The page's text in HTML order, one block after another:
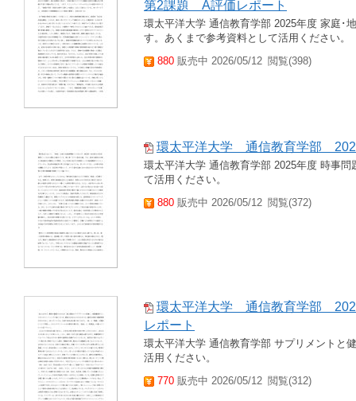
第2課題 A評価レポート
環太平洋大学 通信教育学部 2025年度 家庭･
す。あくまで参考資料として活用ください。
880 販売中 2026/05/12 閲覧(398)
環太平洋大学 通信教育学部
環太平洋大学 通信教育学部 2025年度 時事
て活用ください。
880 販売中 2026/05/12 閲覧(372)
環太平洋大学 通信教育学部
レポート
環太平洋大学 通信教育学部 サプリメントと
活用ください。
770 販売中 2026/05/12 閲覧(312)